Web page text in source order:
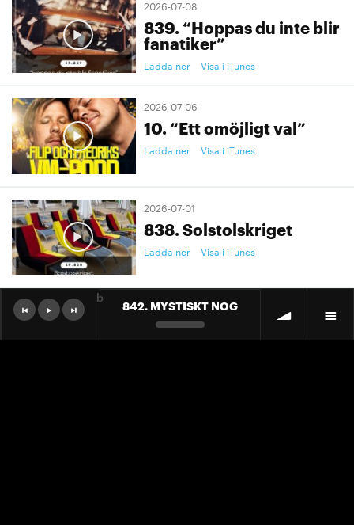
2026-07-08
839. “Hoppas du inte blir
fanatiker”
Ladda ner Visa i iTunes
2026-07-06
10. “Ett omöjligt val”
Ladda ner Visa i iTunes
2026-07-01
838. Solstolskriget
Ladda ner Visa i iTunes
2026-07-01
9. "Ett landslag att älska"
842. MYSTISKT NOG
b